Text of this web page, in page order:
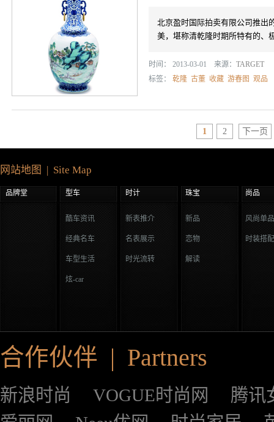
北京盈时国际拍卖有限公司推出
美，堪称清乾隆时期所特有的、
时间： 2013-03-01 来源： TARGET
标签： 乾隆 古董 收藏 游春图 观品
1 2 下一页
网站地图 | Site Map
品牌堂 型车 时计 珠宝 尚品
酷车资讯
经典名车
车型生活
炫-car
新表推介
名表展示
时光流转
新品
恋物
解读
风尚单品
时装搭配
合作伙伴 | Partners
新浪时尚 VOGUE时尚网
腾讯